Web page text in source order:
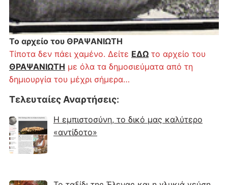
Το αρχείο του ΘΡΑΨΑΝΙΩΤΗ
Τίποτα δεν πάει χαμένο. Δείτε ΕΔΩτο αρχείο του
ΘΡΑΨΑΝΙΩΤΗ με όλα τα δημοσιεύματα από τη
δημιουργία του μέχρι σήμερα…
Τελευταίες Αναρτήσεις:
Η εμπιστοσύνη, το δικό μας καλύτερο
«αντίδοτο»